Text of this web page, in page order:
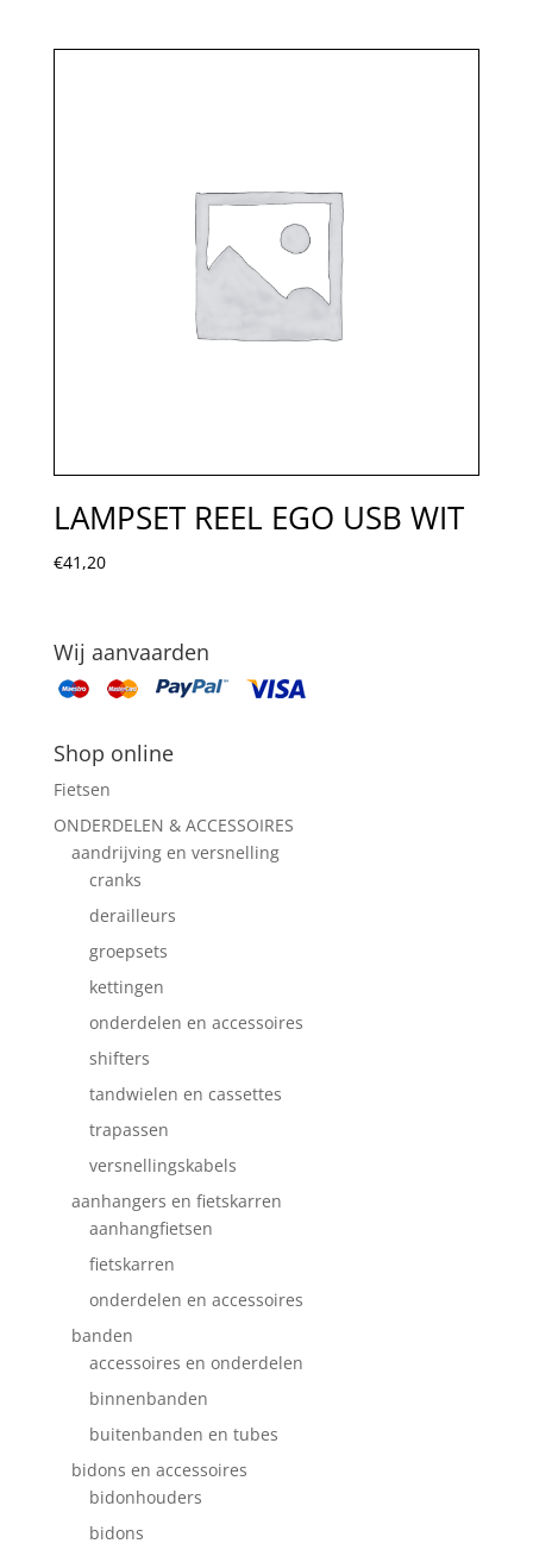
LAMPSET REEL EGO USB WIT
€41,20
Wij aanvaarden
Shop online
Fietsen
ONDERDELEN & ACCESSOIRES
aandrijving en versnelling
cranks
derailleurs
groepsets
kettingen
onderdelen en accessoires
shifters
tandwielen en cassettes
trapassen
versnellingskabels
aanhangers en fietskarren
aanhangfietsen
fietskarren
onderdelen en accessoires
banden
accessoires en onderdelen
binnenbanden
buitenbanden en tubes
bidons en accessoires
bidonhouders
bidons